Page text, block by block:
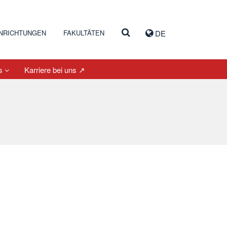
DE
FAKULTÄTEN
Karriere bei uns ↗